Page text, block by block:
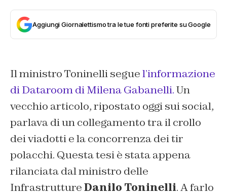
Aggiungi Giornalettismo tra le tue fonti preferite su Google
Il ministro Toninelli seguel’informazione
di Dataroom di Milena Gabanelli.Un
vecchio articolo, ripostato oggi sui social,
parlava di un collegamento tra ilcrollo
dei viadotti e la concorrenza dei tir
polacchi. Questa tesi è stata appena
rilanciata dal ministro delle
InfrastruttureDanilo Toninelli. A farlo